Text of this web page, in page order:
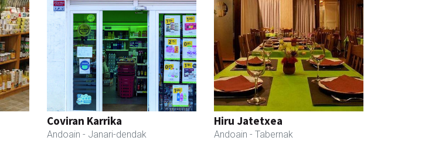
Coviran Karrika
Andoain - Janari-dendak
Hiru Jatetxea
Andoain - Tabernak